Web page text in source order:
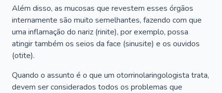
Além disso, as mucosas que revestem esses órgãos
internamente são muito semelhantes, fazendo com que
uma inflamação do nariz (rinite), por exemplo, possa
atingir também os seios da face (sinusite) e os ouvidos
(otite).
Quando o assunto é o que um otorrinolaringologista trata,
devem ser considerados todos os problemas que